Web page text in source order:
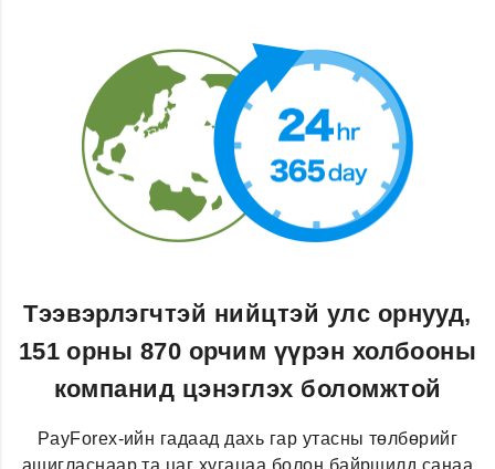
Тээвэрлэгчтэй нийцтэй улс орнууд,
151 орны 870 орчим үүрэн холбооны
компанид цэнэглэх боломжтой
PayForex-ийн гадаад дахь гар утасны төлбөрийг
ашигласнаар та цаг хугацаа болон байршилд санаа